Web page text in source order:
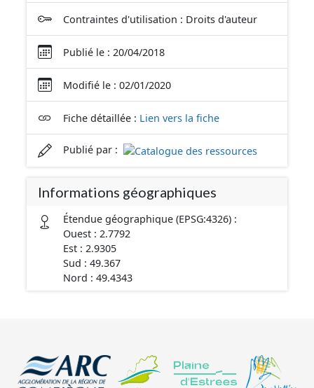
Contraintes d'utilisation : Droits d'auteur
Publié le : 20/04/2018
Modifié le : 02/01/2020
Fiche détaillée : Lien vers la fiche
Publié par :
Informations géographiques
Étendue géographique (EPSG:4326) :
Ouest : 2.7792
Est : 2.9305
Sud : 49.367
Nord : 49.4343